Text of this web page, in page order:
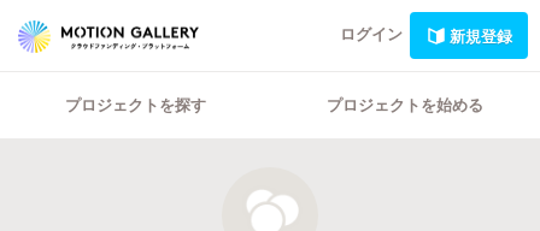
ログイン 新規登録
プロジェクトを探す プロジェクトを始める